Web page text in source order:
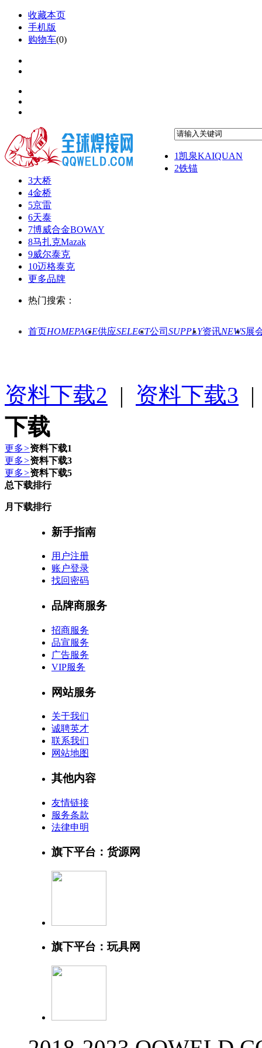
收藏本页
手机版
购物车(0)
1凯泉KAIQUAN
2铁锚
3大桥
4金桥
5京雷
6天泰
7博威合金BOWAY
8马扎克Mazak
9威尔泰克
10迈格泰克
更多品牌
热门搜索：
首页HOMEPAGE供应SELECT公司 SUPPLY资讯NEWS展
资料下载2 | 资料下载3
下载
更多>资料下载1
更多>资料下载3
更多>资料下载5
总下载排行
月下载排行
新手指南
用户注册
账户登录
找回密码
品牌商服务
招商服务
品宣服务
广告服务
VIP服务
网站服务
关于我们
诚聘英才
联系我们
网站地图
其他内容
友情链接
服务条款
法律申明
旗下平台：货源网
旗下平台：玩具网